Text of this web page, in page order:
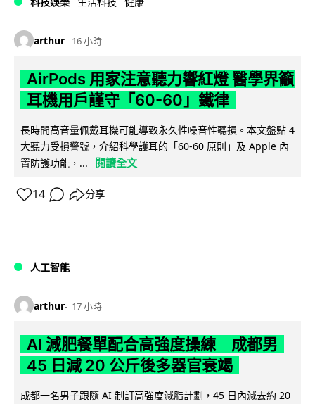
arthur 16 小時
AirPods 用家注意聽力響紅燈 醫學界籲
耳機用戶謹守「60-60」鐵律
長時間高音量佩戴耳機可能導致永久性噪音性聽損。本文盤點 4
大聽力受損警號，介紹科學護耳的「60-60 原則」及 Apple 內
置防護功能，...
閱讀全文
14 分享
人工智能
arthur 17 小時
AI 減肥餐單配合高強度操練 成都男
45 日減 20 公斤後多器官衰竭
成都一名男子跟隨 AI 制訂高強度減脂計劃，45 日內減去約 20